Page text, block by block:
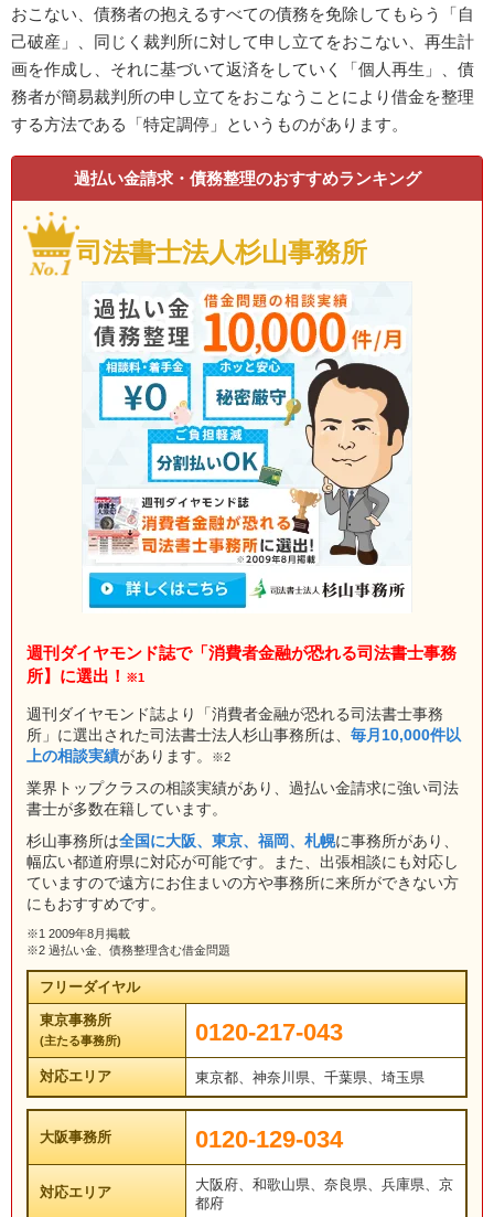
おこない、債務者の抱えるすべての債務を免除してもらう「自
己破産」、同じく裁判所に対して申し立てをおこない、再生計
画を作成し、それに基づいて返済をしていく「個人再生」、債
務者が簡易裁判所の申し立てをおこなうことにより借金を整理
する方法である「特定調停」というものがあります。
過払い金請求・債務整理のおすすめランキング
司法書士法人杉山事務所
週刊ダイヤモンド誌で「消費者金融が恐れる司法書士事務
所】に選出！ ※1
週刊ダイヤモンド誌より「消費者金融が恐れる司法書士事務
所」に選出された司法書士法人杉山事務所は、 毎月10,000件以
上の相談実績があります。 ※2
業界トップクラスの相談実績があり、過払い金請求に強い司法
書士が多数在籍しています。
杉山事務所は全国に大阪、東京、福岡、札幌に事務所があり、
幅広い都道府県に対応が可能です。また、出張相談にも対応し
ていますので遠方にお住まいの方や事務所に来所ができない方
にもおすすめです。
※1 2009年8月掲載
※2 過払い金、債務整理含む借金問題
フリーダイヤル
東京事務所
(主たる事務所) 0120-217-043
対応エリア 東京都、神奈川県、千葉県、埼玉県
大阪事務所 0120-129-034
対応エリア
大阪府、和歌山県、奈良県、兵庫県、京
都府